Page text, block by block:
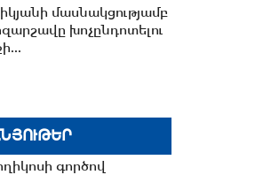
-Երկաթուղու
ՌԴ լիցենցիան
այդ գումարով...
դուրս բերված
մասնակցությամբ
խոչընդոտելու
գործով